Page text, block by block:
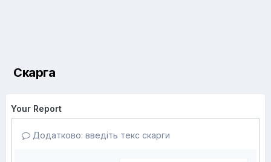
Скарга
Your Report
Додатково: введіть текс скарги